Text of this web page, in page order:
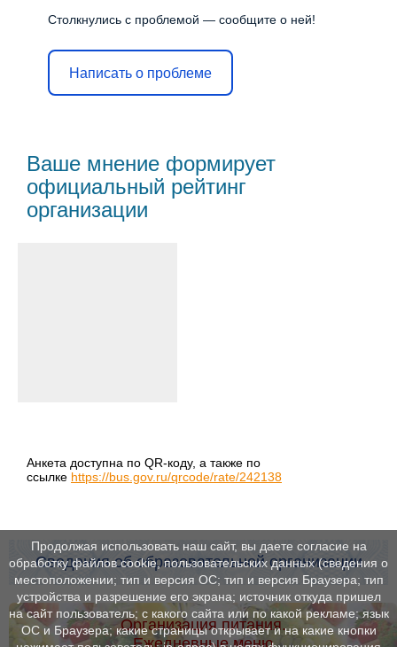
Столкнулись с проблемой — сообщите о ней!
Написать о проблеме
Ваше мнение формирует
официальный рейтинг
организации
Анкета доступна по QR-коду, а также по
ссылке https://bus.gov.ru/qrcode/rate/242138
Сведения об образовательной организации
Организация питания.
Ежедневные меню
Продолжая использовать наш сайт, вы даете согласие на
обработку файлов cookie, пользовательских данных (сведения о
местоположении; тип и версия ОС; тип и версия Браузера; тип
устройства и разрешение его экрана; источник откуда пришел
на сайт пользователь; с какого сайта или по какой рекламе; язык
ОС и Браузера; какие страницы открывает и на какие кнопки